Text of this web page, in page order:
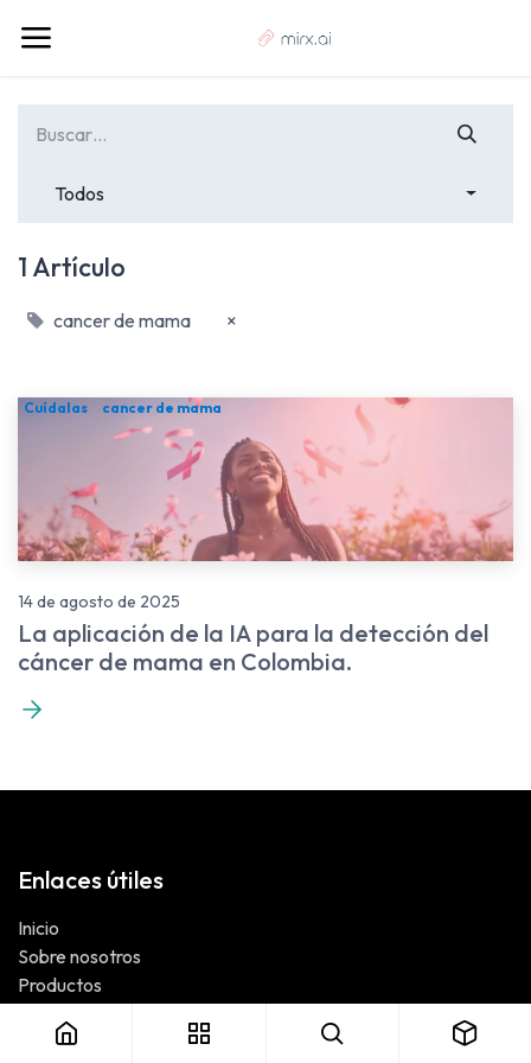
Todos
1 Artículo
cancer de mama ×
Cuídalas cancer de mama
14 de agosto de 2025
La aplicación de la IA para la detección del
cáncer de mama en Colombia.
Enlaces útiles
Inicio
Sobre nosotros
Productos
Legal